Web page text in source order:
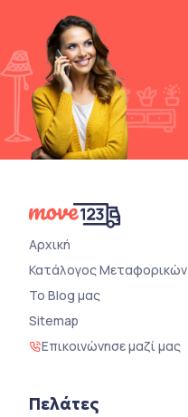
Αρχική
Κατάλογος Μεταφορικών
Το Blog μας
Sitemap
Επικοινώνησε μαζί μας
Πελάτες